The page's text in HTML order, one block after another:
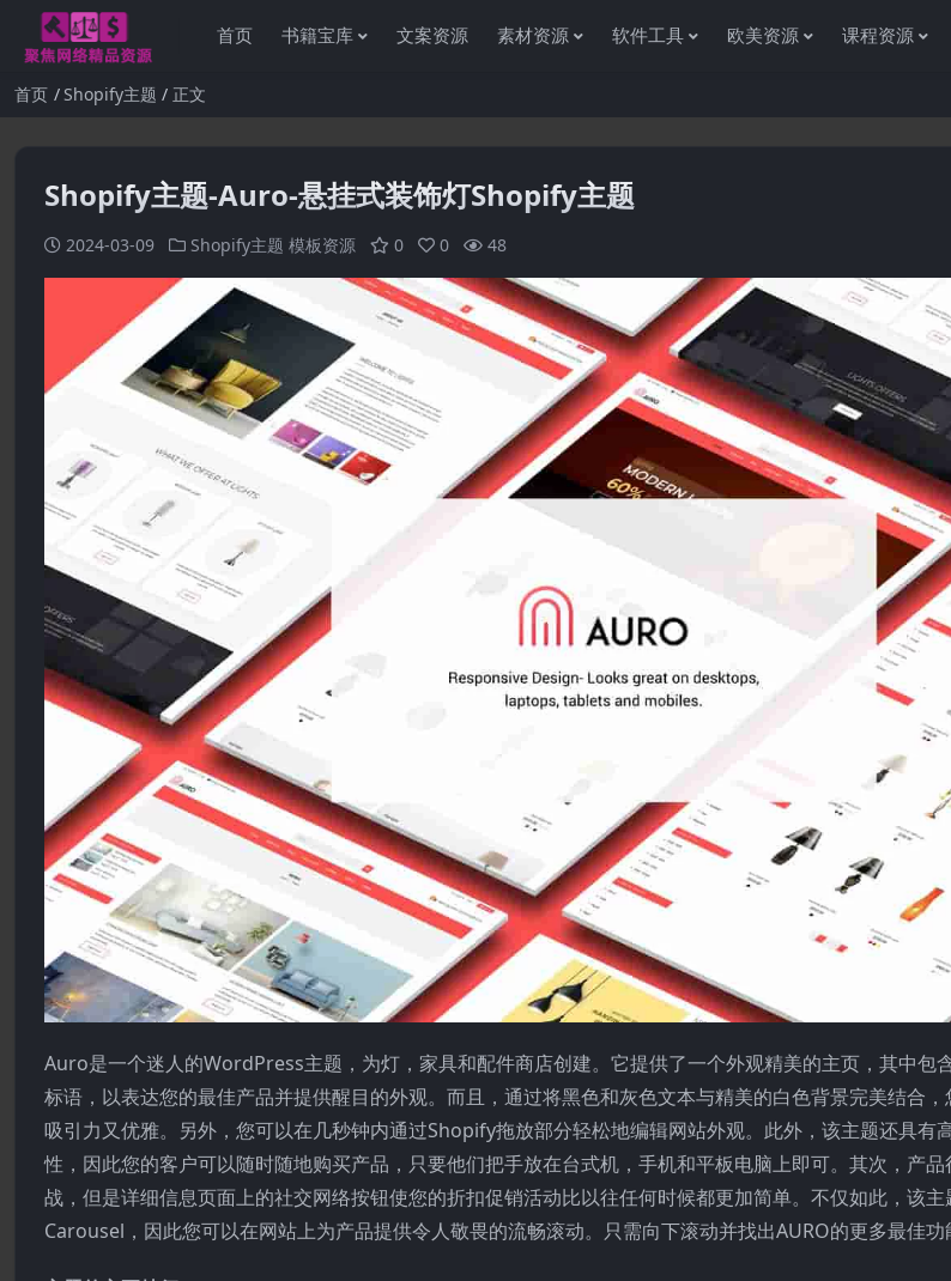
首页 书籍宝库 文案资源 素材资源 软件工具 欧美资源 课程资源
首页 Shopify主题 正文
Shopify主题-Auro-悬挂式装饰灯Shopify主题
2024-03-09 Shopify主题 模板资源 0 0 48
Auro是一个迷人的WordPress主题，为灯，家具和配件商店创建。它提供了一个外观精美的主页，其中包
标语，以表达您的最佳产品并提供醒目的外观。而且，通过将黑色和灰色文本与精美的白色背景完美结合
吸引力又优雅。另外，您可以在几秒钟内通过Shopify拖放部分轻松地编辑网站外观。此外，该主题还具有
性，因此您的客户可以随时随地购买产品，只要他们把手放在台式机，手机和平板电脑上即可。其次，产
战，但是详细信息页面上的社交网络按钮使您的折扣促销活动比以往任何时候都更加简单。不仅如此，该
Carousel，因此您可以在网站上为产品提供令人敬畏的流畅滚动。只需向下滚动并找出AURO的更多最佳功
感谢您访问资源杂货铺获取各种信